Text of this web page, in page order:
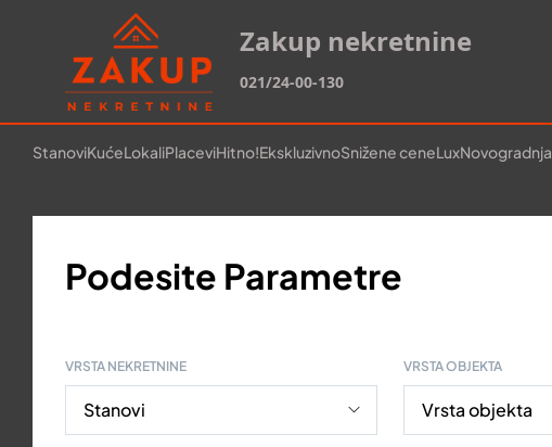
Zakup nekretnine
021/24-00-130
StanoviKućeLokaliPlaceviHitno!EkskluzivnoSnižene ceneLuxNovogradnja
Podesite Parametre
VRSTA NEKRETNINE VRSTA OBJEKTA